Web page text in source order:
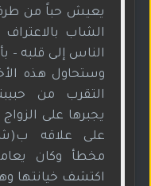
يعيش حباً من
الشاب
الناس إلى قلبه –
وستحاول هذه
التقرب من
يجبرها على
على علاقه
مخطأ وكان
اكتشف خيانتها